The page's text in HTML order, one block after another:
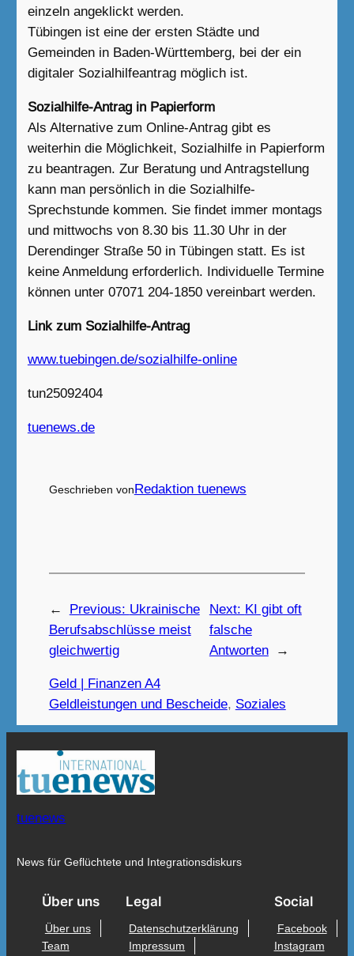
einzeln angeklickt werden.
Tübingen ist eine der ersten Städte und
Gemeinden in Baden-Württemberg, bei der ein
digitaler Sozialhilfeantrag möglich ist.
Sozialhilfe-Antrag in Papierform
Als Alternative zum Online-Antrag gibt es
weiterhin die Möglichkeit, Sozialhilfe in Papierform
zu beantragen. Zur Beratung und Antragstellung
kann man persönlich in die Sozialhilfe-
Sprechstunde kommen. Sie findet immer montags
und mittwochs von 8.30 bis 11.30 Uhr in der
Derendinger Straße 50 in Tübingen statt. Es ist
keine Anmeldung erforderlich. Individuelle Termine
können unter 07071 204-1850 vereinbart werden.
Link zum Sozialhilfe-Antrag
www.tuebingen.de/sozialhilfe-online
tun25092404
tuenews.de
Geschrieben vonRedaktion tuenews
← Previous: Ukrainische
Berufsabschlüsse meist
gleichwertig
Next: KI gibt oft
falsche
Antworten
→
Geld | Finanzen A4
Geldleistungen und Bescheide, Soziales
tuenews
News für Geflüchtete und Integrationsdiskurs
Über uns
Über uns
Team
Legal
Datenschutzerklärung
Impressum
Social
Facebook
Instagram